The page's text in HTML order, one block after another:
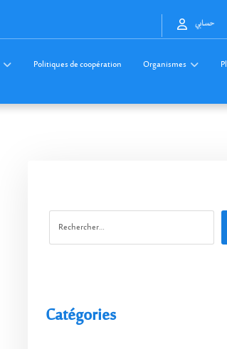
حسابي
Politiques de coopération Organismes
Catégories